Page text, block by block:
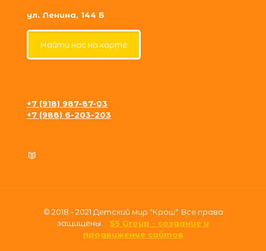
ул. Ленина, 144 Б
Найти нас на карте
+7 (918) 987-87-03
+7 (988) 6-203-203
© 2018 - 2021 Детский мир "Крош". Все права
защищены. S5 Group - создание и
продвижение сайтов